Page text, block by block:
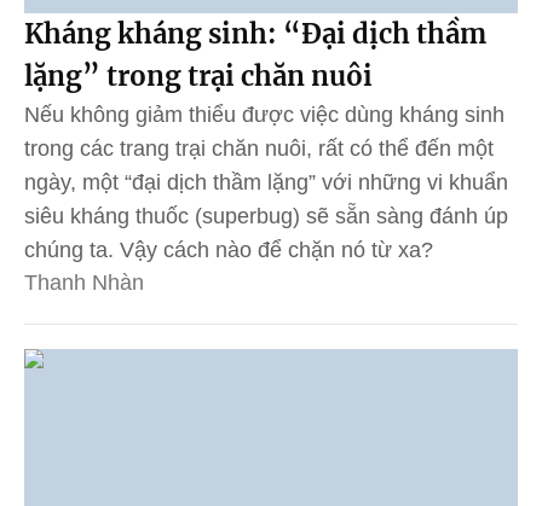
Kháng kháng sinh: “Đại dịch thầm
lặng” trong trại chăn nuôi
Nếu không giảm thiểu được việc dùng kháng sinh
trong các trang trại chăn nuôi, rất có thể đến một
ngày, một “đại dịch thầm lặng” với những vi khuẩn
siêu kháng thuốc (superbug) sẽ sẵn sàng đánh úp
chúng ta. Vậy cách nào để chặn nó từ xa?
Thanh Nhàn